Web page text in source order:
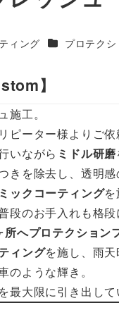
ィング カテゴリー
プロテク
】
施工。
ーター様よりご依
いながら ミドル研磨
きを除去し、透明感
ックコーティングを
のお手入れも格段
所へプロテクション
ィングを施し、雨天
ような輝き。
大限に引き出して